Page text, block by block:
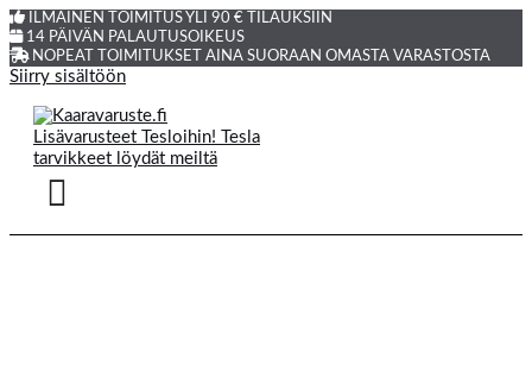
ILMAINEN TOIMITUS YLI 90 € TILAUKSIIN
14 PÄIVÄN PALAUTUSOIKEUS
NOPEAT TOIMITUKSET AINA SUORAAN OMASTA VARASTOSTA
Siirry sisältöön